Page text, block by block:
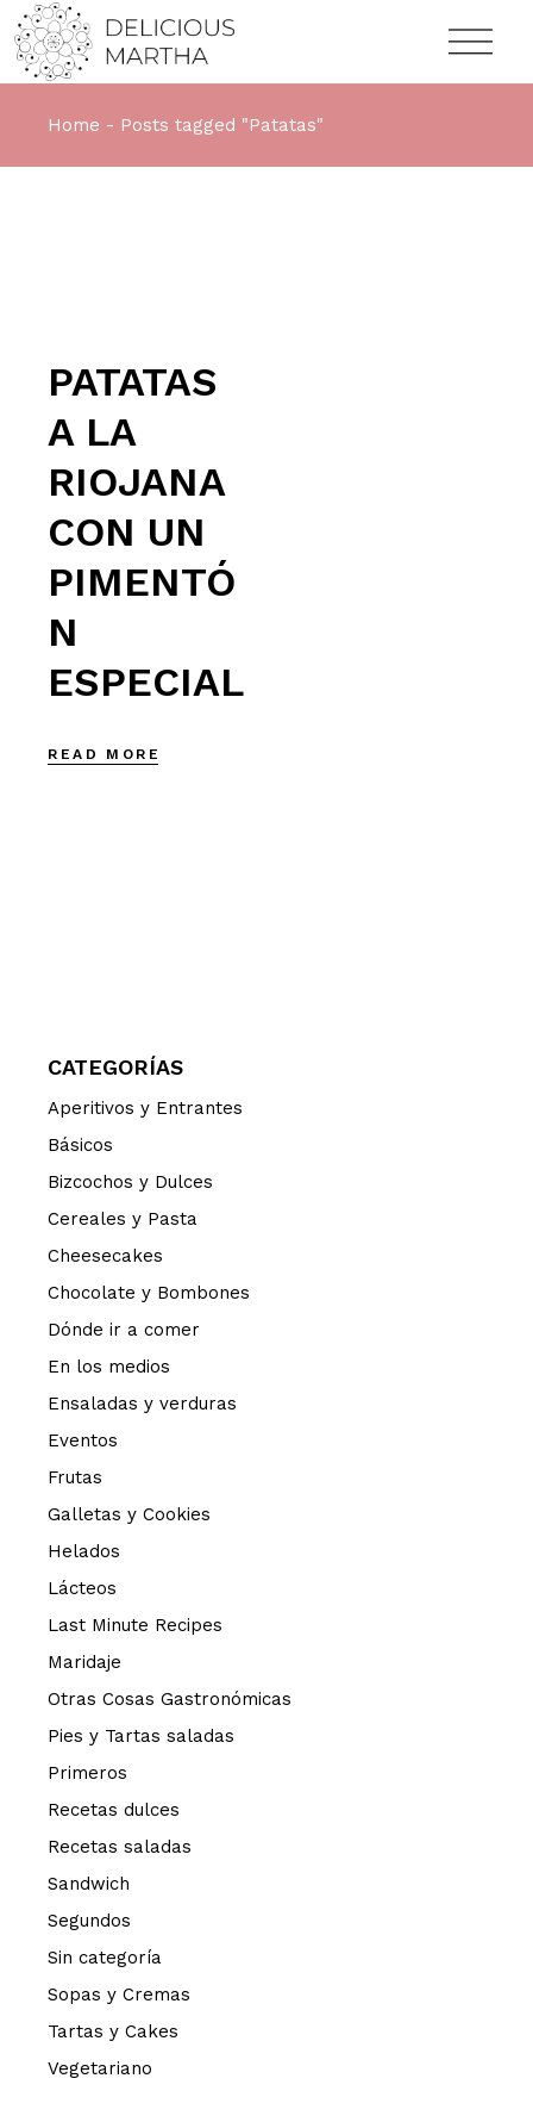
Home Posts tagged "Patatas"
PATATAS
A LA
RIOJANA
CON UN
PIMENTÓ
N
ESPECIAL
READ MORE
CATEGORÍAS
Aperitivos y Entrantes
Básicos
Bizcochos y Dulces
Cereales y Pasta
Cheesecakes
Chocolate y Bombones
Dónde ir a comer
En los medios
Ensaladas y verduras
Eventos
Frutas
Galletas y Cookies
Helados
Lácteos
Last Minute Recipes
Maridaje
Otras Cosas Gastronómicas
Pies y Tartas saladas
Primeros
Recetas dulces
Recetas saladas
Sandwich
Segundos
Sin categoría
Sopas y Cremas
Tartas y Cakes
Vegetariano